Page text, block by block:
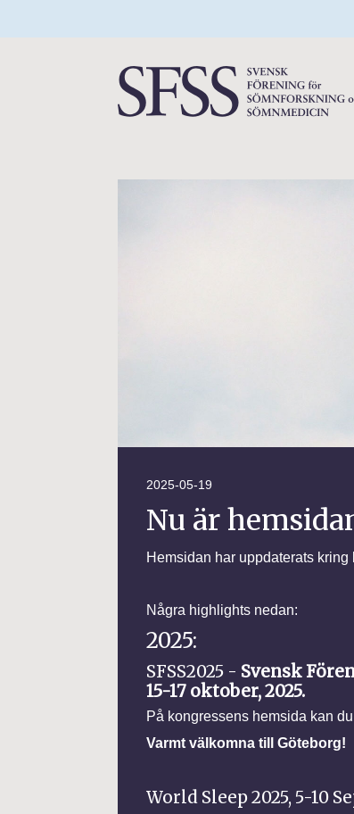
2025-05-19
Nu är
Hemsidan har uppdaterats
Några highlights nedan:
2025:
SFSS2025 - Svensk
15-17 oktober, 2025.
På kongressens hemsida kan
Varmt välkomna till Göteborg!
World Sleep 2025, 5-10